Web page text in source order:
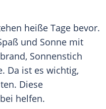
heiße Tage bevor.
und Sonne mit
, Sonnenstich
Da ist es wichtig,
Diese
helfen.